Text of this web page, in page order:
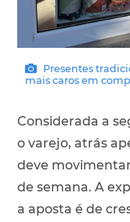
Presentes
mais caros em
Considerada a
o varejo, atrás
deve
de semana. A
a aposta é de